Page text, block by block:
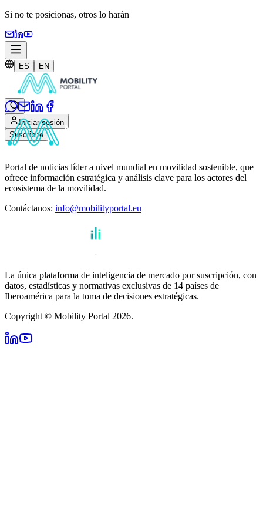
Si no te posicionas, otros lo harán
ES EN
Iniciar sesión
Suscribite
Portal de noticias líder a nivel mundial en movilidad sostenible, que
ofrece información estratégica y análisis clave para los actores del
ecosistema de la movilidad.
Contáctanos: info@mobilityportal.eu
La única plataforma de inteligencia de mercado por suscripción, con
datos, estadísticas y normativas exclusivas de 14 países de
Iberoamérica para la toma de decisiones estratégicas.
Copyright © Mobility Portal 2026.